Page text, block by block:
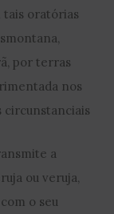
tais oratórias
por terras
nos
circunstanciais
a
ou veruja,
o seu